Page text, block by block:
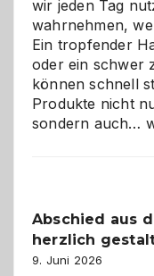
wir jeden Tag
wahrnehmen,
Ein tropfender
oder ein schwer
können schnell
Produkte nicht
sondern auch…
Abschied aus
herzlich
9. Juni 2026